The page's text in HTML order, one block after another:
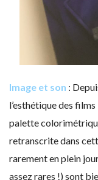
Image et son :
l’esthétique des
palette
retranscrite dans
rarement en plein
assez rares !) sont